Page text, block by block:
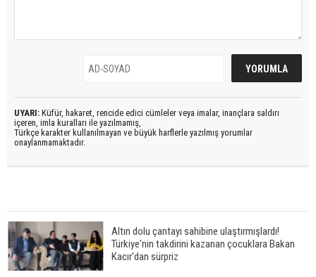
UYARI: Küfür, hakaret, rencide edici cümleler veya imalar, inançlara saldırı
içeren, imla kuralları ile yazılmamış,
Türkçe karakter kullanılmayan ve büyük harflerle yazılmış yorumlar
onaylanmamaktadır.
Altın dolu çantayı sahibine ulaştırmışlardı!
Türkiye'nin takdirini kazanan çocuklara Bakan
Kacır'dan sürpriz